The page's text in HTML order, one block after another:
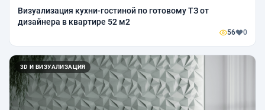
Визуализация кухни-гостиной по готовому ТЗ от
дизайнера в квартире 52 м2
56 0
3D И ВИЗУАЛИЗАЦИЯ